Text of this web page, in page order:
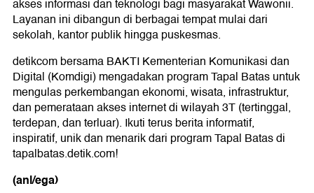
akses informasi dan teknologi bagi masyarakat Wawonii.
Layanan ini dibangun di berbagai tempat mulai dari
sekolah, kantor publik hingga puskesmas.
detikcom bersama BAKTI Kementerian Komunikasi dan
Digital (Komdigi) mengadakan program Tapal Batas untuk
mengulas perkembangan ekonomi, wisata, infrastruktur,
dan pemerataan akses internet di wilayah 3T (tertinggal,
terdepan, dan terluar). Ikuti terus berita informatif,
inspiratif, unik dan menarik dari program Tapal Batas di
tapalbatas.detik.com!
(anl/ega)